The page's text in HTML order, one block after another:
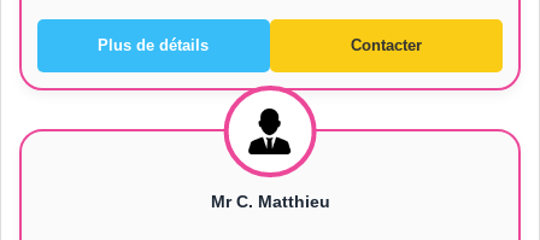
Plus de détails Contacter
Mr C. Matthieu